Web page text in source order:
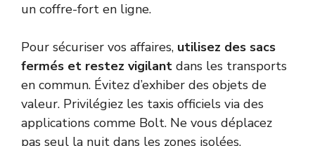
un coffre-fort en ligne.
Pour sécuriser vos affaires, utilisez des sacs
fermés et restez vigilant dans les transports
en commun. Évitez d’exhiber des objets de
valeur. Privilégiez les taxis officiels via des
applications comme Bolt. Ne vous déplacez
pas seul la nuit dans les zones isolées.